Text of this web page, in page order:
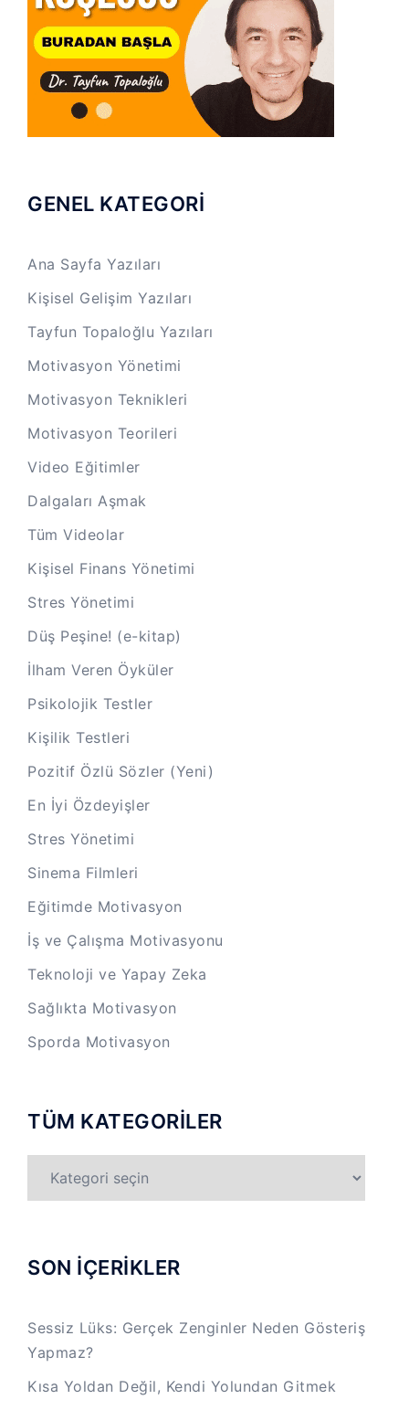
GENEL KATEGORİ
Ana Sayfa Yazıları
Kişisel Gelişim Yazıları
Tayfun Topaloğlu Yazıları
Motivasyon Yönetimi
Motivasyon Teknikleri
Motivasyon Teorileri
Video Eğitimler
Dalgaları Aşmak
Tüm Videolar
Kişisel Finans Yönetimi
Stres Yönetimi
Düş Peşine! (e-kitap)
İlham Veren Öyküler
Psikolojik Testler
Kişilik Testleri
Pozitif Özlü Sözler (Yeni)
En İyi Özdeyişler
Stres Yönetimi
Sinema Filmleri
Eğitimde Motivasyon
İş ve Çalışma Motivasyonu
Teknoloji ve Yapay Zeka
Sağlıkta Motivasyon
Sporda Motivasyon
TÜM KATEGORİLER
KATEGORİLER
SON İÇERİKLER
Sessiz Lüks: Gerçek Zenginler Neden Gösteriş
Yapmaz?
Kısa Yoldan Değil, Kendi Yolundan Gitmek